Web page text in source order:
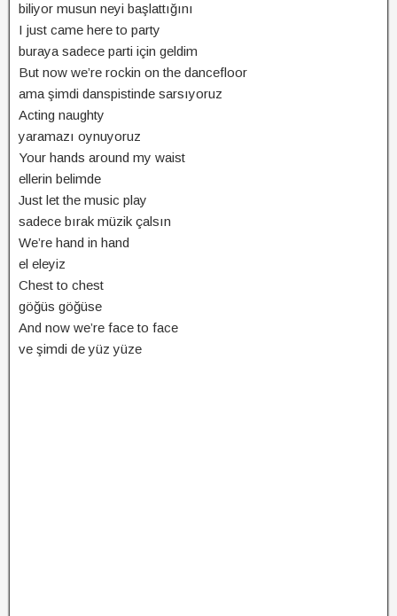
biliyor musun neyi başlattığını
I just came here to party
buraya sadece parti için geldim
But now we’re rockin on the dancefloor
ama şimdi danspistinde sarsıyoruz
Acting naughty
yaramazı oynuyoruz
Your hands around my waist
ellerin belimde
Just let the music play
sadece bırak müzik çalsın
We’re hand in hand
el eleyiz
Chest to chest
göğüs göğüse
And now we’re face to face
ve şimdi de yüz yüze